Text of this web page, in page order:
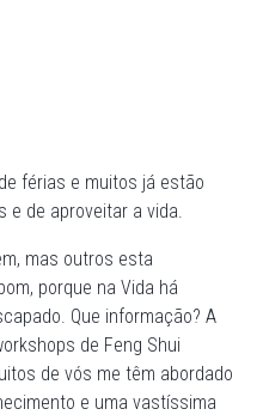
férias e muitos já estão
de aproveitar a vida.
mas outros esta
porque na Vida há
Que informação? A
de Feng Shui
de vós me têm abordado
e uma vastíssima